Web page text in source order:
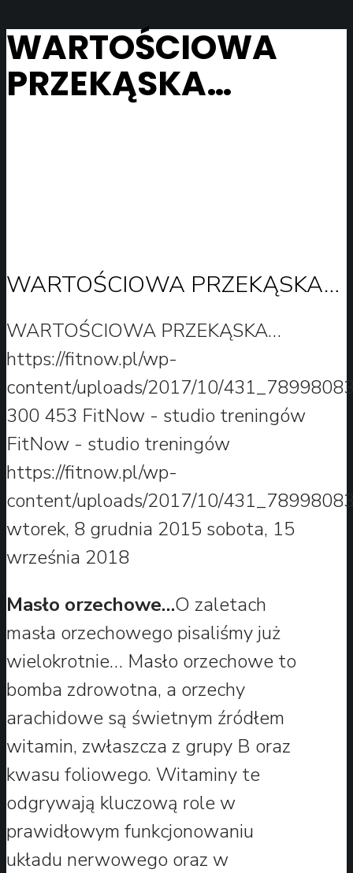
WARTOŚCIOWA
PRZEKĄSKA…
WARTOŚCIOWA PRZEKĄSKA…
WARTOŚCIOWA PRZEKĄSKA…
https://fitnow.pl/wp-
content/uploads/2017/10/
300 453 FitNow - studio treningów
FitNow - studio treningów
https://fitnow.pl/wp-
content/uploads/2017/10/
wtorek, 8 grudnia 2015 sobota, 15
września 2018
Masło orzechowe…O zaletach
masła orzechowego pisaliśmy już
wielokrotnie… Masło orzechowe to
bomba zdrowotna, a orzechy
arachidowe są świetnym źródłem
witamin, zwłaszcza z grupy B oraz
kwasu foliowego. Witaminy te
odgrywają kluczową role w
prawidłowym funkcjonowaniu
układu nerwowego oraz w